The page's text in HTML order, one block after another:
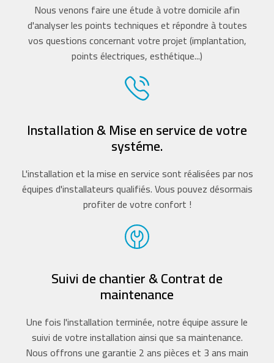
Nous venons faire une étude à votre domicile afin
d'analyser les points techniques et répondre à toutes
vos questions concernant votre projet (implantation,
points électriques, esthétique...)
Installation & Mise en service de votre
systéme.
L'installation et la mise en service sont réalisées par nos
équipes d'installateurs qualifiés. Vous pouvez désormais
profiter de votre confort !
Suivi de chantier & Contrat de
maintenance
Une fois l'installation terminée, notre équipe assure le
suivi de votre installation ainsi que sa maintenance.
Nous offrons une garantie 2 ans pièces et 3 ans main